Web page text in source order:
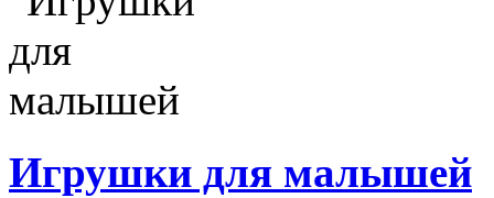
Игрушки для малышей